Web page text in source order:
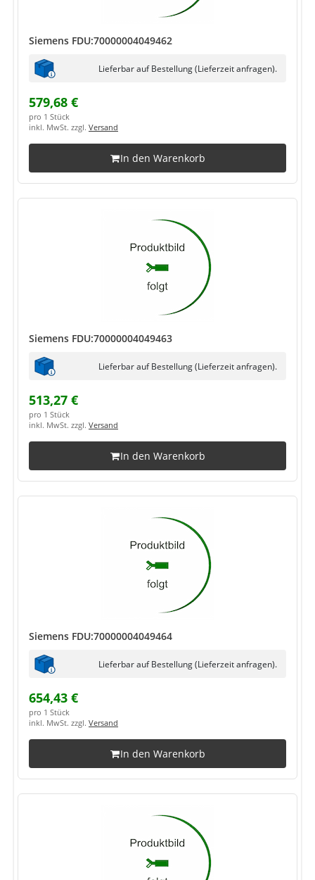
Siemens FDU:70000004049462
Lieferbar auf Bestellung (Lieferzeit anfragen).
579,68 €
pro 1 Stück
inkl. MwSt. zzgl. Versand
In den Warenkorb
Siemens FDU:70000004049463
Lieferbar auf Bestellung (Lieferzeit anfragen).
513,27 €
pro 1 Stück
inkl. MwSt. zzgl. Versand
In den Warenkorb
Siemens FDU:70000004049464
Lieferbar auf Bestellung (Lieferzeit anfragen).
654,43 €
pro 1 Stück
inkl. MwSt. zzgl. Versand
In den Warenkorb